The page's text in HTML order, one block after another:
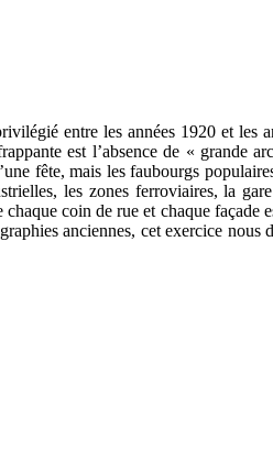
entre les années 1920 et les
est l’absence de « grande
fête, mais les faubourgs
les zones ferroviaires, la
coin de rue et chaque
anciennes, cet exercice nous